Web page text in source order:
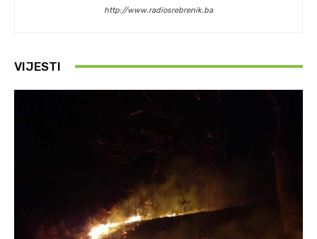
http://www.radiosrebrenik.ba
VIJESTI